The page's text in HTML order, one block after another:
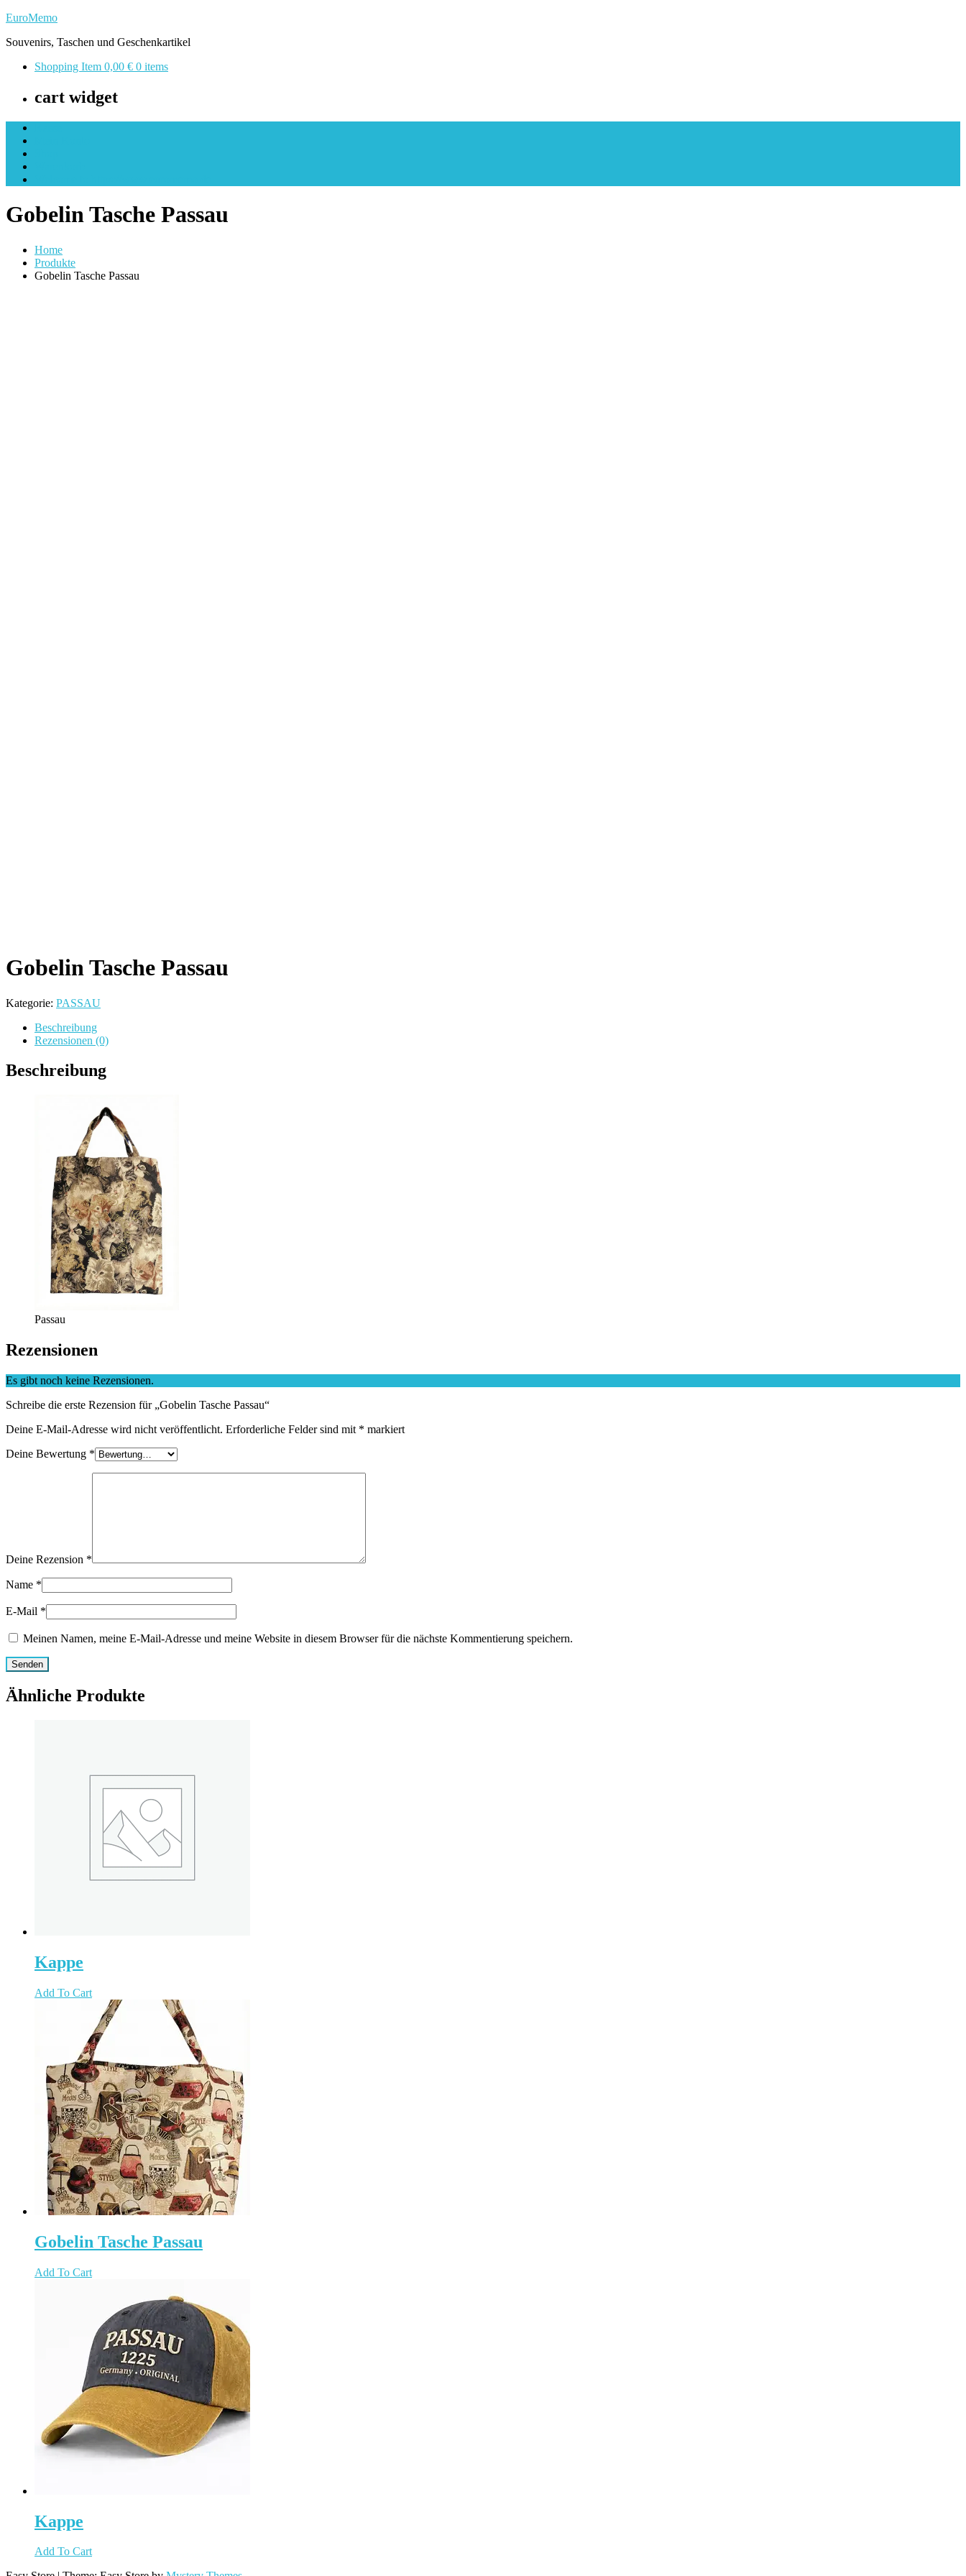
Skip
content
EuroMemo
Souvenirs, Taschen und Geschenkartikel
Shopping Item 0,00 € 0 items
cart widget
Gobelin Tasche Passau
Home
Produkte
Gobelin Tasche Passau
Gobelin Tasche Passau
Kategorie: PASSAU
Beschreibung
Rezensionen (0)
Beschreibung
Passau
Rezensionen
Es gibt noch keine Rezensionen.
Schreibe die erste Rezension für „Gobelin Tasche Passau“
Deine E-Mail-Adresse wird nicht veröffentlicht. Erforderliche Felder sind mit * markiert
Deine Bewertung *
Deine Rezension *
Name *
E-Mail *
Meinen Namen, meine E-Mail-Adresse und meine Website in diesem Browser für die nächste Kommentierung speichern.
Ähnliche Produkte
Kappe
Add To Cart
Gobelin Tasche Passau
Add To Cart
Kappe
Add To Cart